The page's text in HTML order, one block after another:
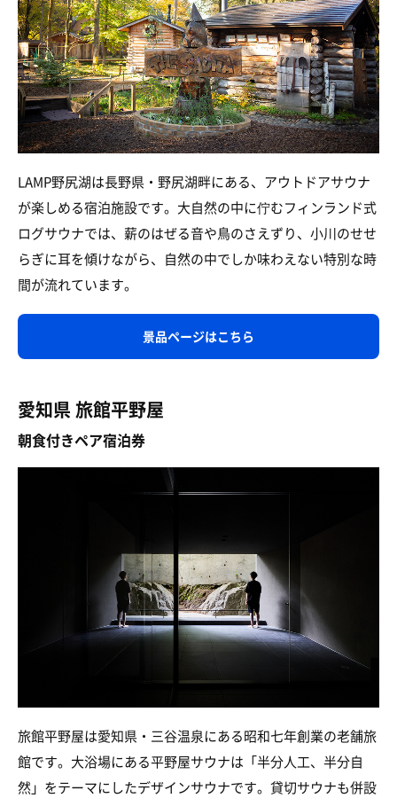
LAMP野尻湖は長野県・野尻湖畔にある、アウトドアサウナ
が楽しめる宿泊施設です。大自然の中に佇むフィンランド式
ログサウナでは、薪のはぜる音や鳥のさえずり、小川のせせ
らぎに耳を傾けながら、自然の中でしか味わえない特別な時
間が流れています。
景品ページはこちら
愛知県 旅館平野屋
朝食付きペア宿泊券
旅館平野屋は愛知県・三谷温泉にある昭和七年創業の老舗旅
館です。大浴場にある平野屋サウナは「半分人工、半分自
然」をテーマにしたデザインサウナです。貸切サウナも併設